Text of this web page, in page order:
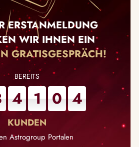
ERSTANMELDUNG
WIR IHNEN EIN
GRATISGESPRÄCH!
4 1 0 4
Astrogroup Portalen